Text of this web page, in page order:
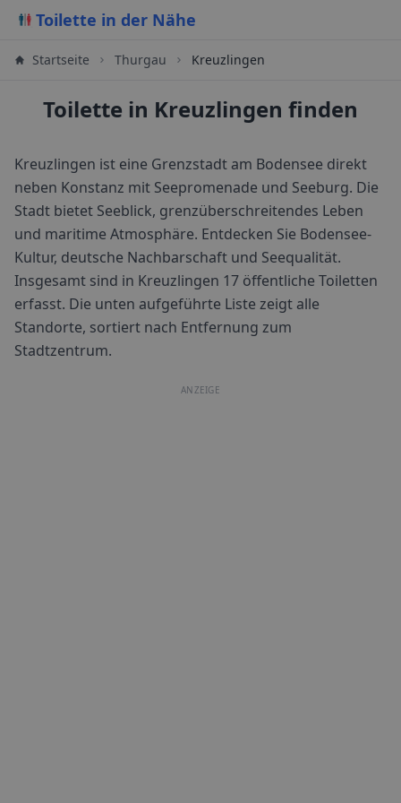
Toilette in der Nähe
Startseite Thurgau Kreuzlingen
Toilette in Kreuzlingen finden
Kreuzlingen ist eine Grenzstadt am Bodensee direkt
neben Konstanz mit Seepromenade und Seeburg. Die
Stadt bietet Seeblick, grenzüberschreitendes Leben
und maritime Atmosphäre. Entdecken Sie Bodensee-
Kultur, deutsche Nachbarschaft und Seequalität.
Insgesamt sind in Kreuzlingen 17 öffentliche Toiletten
erfasst. Die unten aufgeführte Liste zeigt alle
Standorte, sortiert nach Entfernung zum
Stadtzentrum.
ANZEIGE